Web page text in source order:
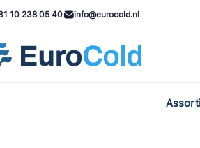
10 238 05 40 info@eurocold.nl